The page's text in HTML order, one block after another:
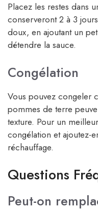
Placez les restes dans
conserveront 2 à 3
doux, en ajoutant un
détendre la sauce.
Congélation
Vous pouvez congeler
pommes de terre
texture. Pour un
congélation et ajoutez-
réchauffage.
Questions
Peut-on